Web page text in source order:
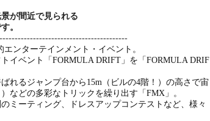
が間近で見られる
。
ンターテインメント・イベント。
イベント「FORMULA DRIFT」を「FORMULA DRIF
れるジャンプ台から15m（ビルの4階！）の高さで宙
などの多彩なトリックを繰り出す「FMX」。
ミーティング、ドレスアップコンテストなど、様々